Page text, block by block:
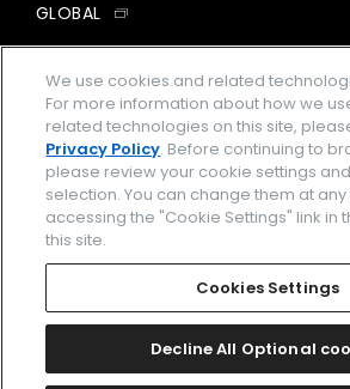
GLOBAL
facebook
企業情報 ご利用規約
プライバシーポリシー
Amazon PayはAmazon.com, Inc.またはその関
We use cookies and related
For more information about how we
related technologies on this site,
Privacy Policy. Before continuing to
please review your cookie settings
selection. You can change them at
accessing the "Cookie Settings" link in
this site.
Cookies Settings
Decline All Optional